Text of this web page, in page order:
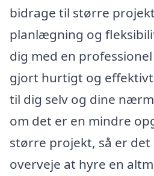
bidrage til større
planlægning og
dig med en
gjort hurtigt og
til dig selv og dine
om det er en mindre
større projekt, så er det
overveje at hyre en